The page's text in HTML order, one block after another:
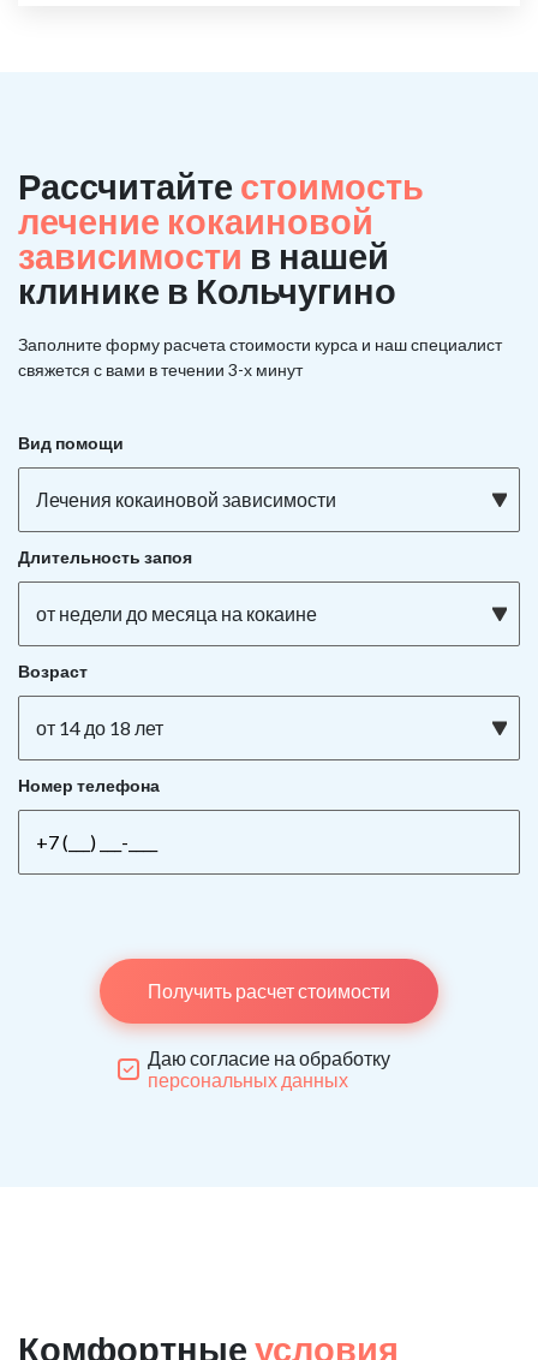
Рассчитайте стоимость
лечение кокаиновой
зависимости в нашей
клинике в Кольчугино
Заполните форму расчета стоимости курса и наш специалист
свяжется с вами в течении 3-х минут
Вид помощи
Лечения кокаиновой зависимости
Длительность запоя
от недели до месяца на кокаине
Возраст
от 14 до 18 лет
Номер телефона
Получить расчет стоимости
Даю согласие на обработку
персональных данных
Комфортные условия